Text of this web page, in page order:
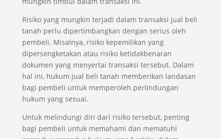
Risiko yang mungkin terjadi dalam transaksi jual beli
tanah perlu dipertimbangkan dengan serius oleh
pembeli. Misalnya, risiko kepemilikan yang
dipersengketakan atau risiko ketidakbenaran
dokumen yang menyertai transaksi tersebut. Dalam
hal ini, hukum jual beli tanah memberikan landasan
bagi pembeli untuk memperoleh perlindungan
hukum yang sesuai.
Untuk melindungi diri dari risiko tersebut, penting
bagi pembeli untuk memahami dan mematuhi